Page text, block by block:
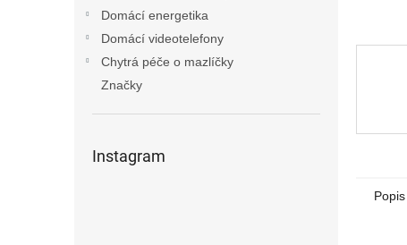
Domácí energetika
Domácí videotelefony
Chytrá péče o mazlíčky
Značky
Instagram
Popis